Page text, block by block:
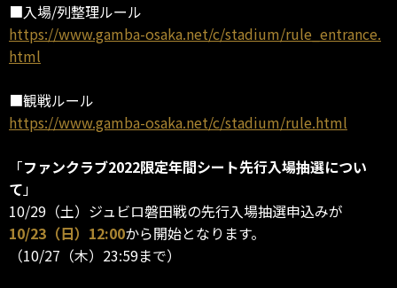
■入場/列整理ルール
https://www.gamba-osaka.net/c/stadium/rule_entrance.
html
■観戦ルール
https://www.gamba-osaka.net/c/stadium/rule.html
「ファンクラブ2022限定年間シート先行入場抽選につい
て」
10/29（土）ジュビロ磐田戦の先行入場抽選申込みが
10/23（日）12:00から開始となります。
（10/27（木）23:59まで）